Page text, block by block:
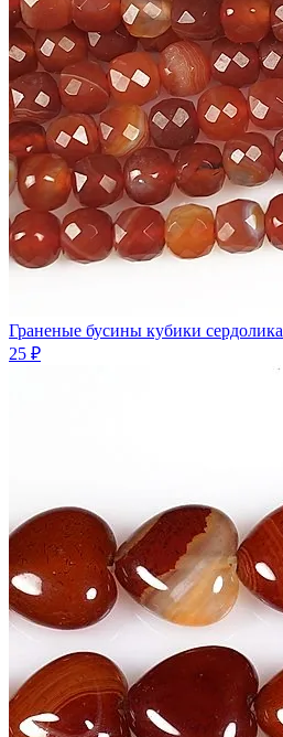
Граненые бусины кубики сердолика
25 ₽